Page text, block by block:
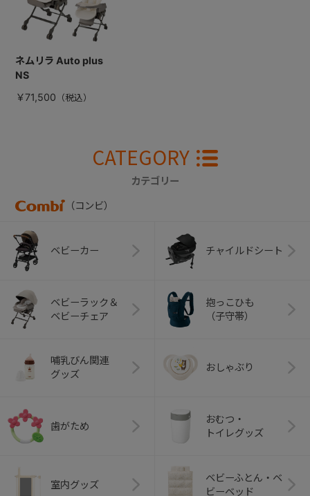
ネムリラ Auto plus
NS
￥71,500
CATEGORY
カテゴリー
（コンビ）
ベビーカー チャイルドシート
ベビーラック＆
ベビーチェア
抱っこひも
（子守帯）
哺乳びん関連
グッズ
おしゃぶり
歯がため
おむつ・
トイレグッズ
室内グッズ
ベビーふとん・ベ
ビーベッド